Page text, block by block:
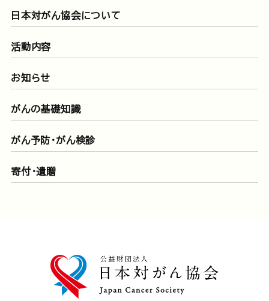
日本対がん協会について
活動内容
お知らせ
がんの基礎知識
がん予防・がん検診
寄付・遺贈